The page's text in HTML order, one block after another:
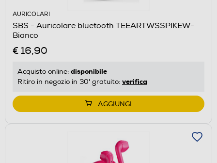
AURICOLARI
SBS - Auricolare bluetooth TEEARTWSSPIKEW-
Bianco
€ 16,90
Acquisto online: disponibile
Ritiro in negozio in 30' gratuito: verifica
AGGIUNGI